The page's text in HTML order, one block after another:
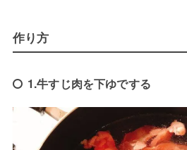
作り方
1.牛すじ肉を下ゆでする